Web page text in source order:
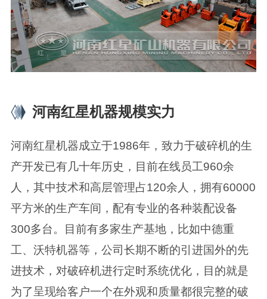
河南红星机器规模实力
河南红星机器成立于1986年，致力于破碎机的生
产开发已有几十年历史，目前在线员工960余
人，其中技术和高层管理占120余人，拥有60000
平方米的生产车间，配有专业的各种装配设备
300多台。目前有多家生产基地，比如中德重
工、沃特机器等，公司长期不断的引进国外的先
进技术，对破碎机进行定时系统优化，目的就是
为了呈现给客户一个在外观和质量都很完整的破